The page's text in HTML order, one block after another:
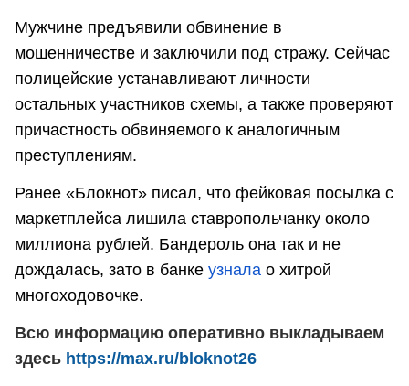
Мужчине предъявили обвинение в
мошенничестве и заключили под стражу. Сейчас
полицейские устанавливают личности
остальных участников схемы, а также проверяют
причастность обвиняемого к аналогичным
преступлениям.
Ранее «Блокнот» писал, что фейковая посылка с
маркетплейса лишила ставропольчанку около
миллиона рублей. Бандероль она так и не
дождалась, зато в банке узнала о хитрой
многоходовочке.
Всю информацию оперативно выкладываем
здесь https://max.ru/bloknot26